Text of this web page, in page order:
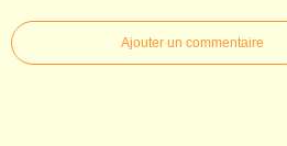
Ajouter un commentaire